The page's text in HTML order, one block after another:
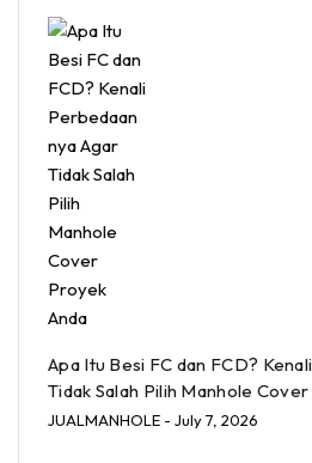
Apa Itu Besi FC dan FCD?
Tidak Salah Pilih Manhole
JUALMANHOLE - July 7, 2026